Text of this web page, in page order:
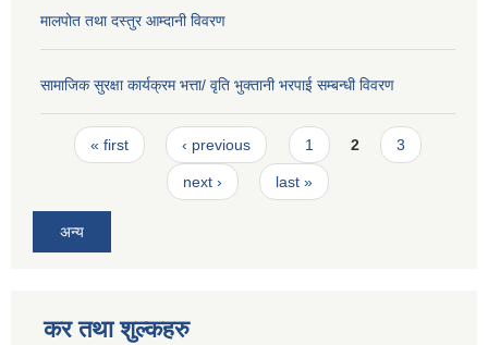
मालपोत तथा दस्तुर आम्दानी विवरण
सामाजिक सुरक्षा कार्यक्रम भत्ता/ वृति भुक्तानी भरपाई सम्बन्धी विवरण
Pages
« first ‹ previous 1 2 3
next › last »
अन्य
कर तथा शुल्कहरु